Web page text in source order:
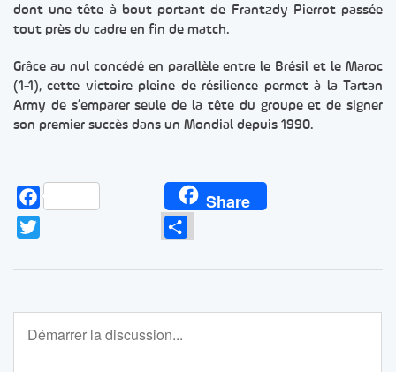
dont une tête à bout portant de Frantzdy Pierrot passée
tout près du cadre en fin de match.
Grâce au nul concédé en parallèle entre le Brésil et le Maroc
(1-1), cette victoire pleine de résilience permet à la Tartan
Army de s’emparer seule de la tête du groupe et de signer
son premier succès dans un Mondial depuis 1990.
Facebook Share
Partager